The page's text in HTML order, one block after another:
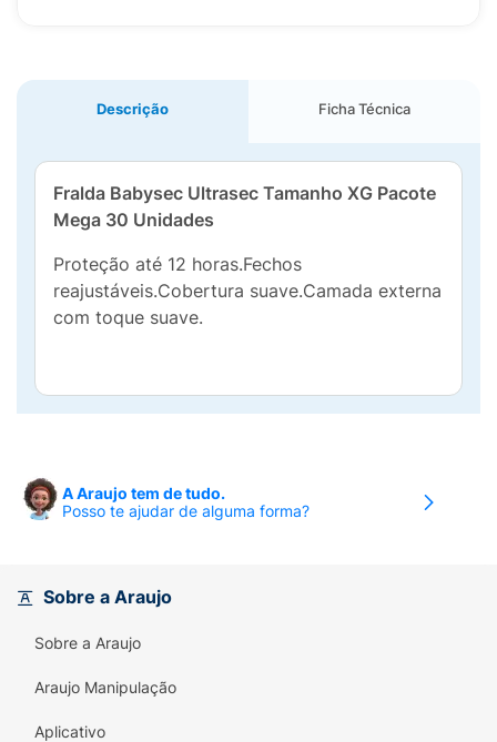
Descrição Ficha Técnica
Fralda Babysec Ultrasec Tamanho XG Pacote
Mega 30 Unidades
Proteção até 12 horas.Fechos
reajustáveis.Cobertura suave.Camada externa
com toque suave.
A Araujo tem de tudo.
Posso te ajudar de alguma forma?
Sobre a Araujo
Sobre a Araujo
Araujo Manipulação
Aplicativo